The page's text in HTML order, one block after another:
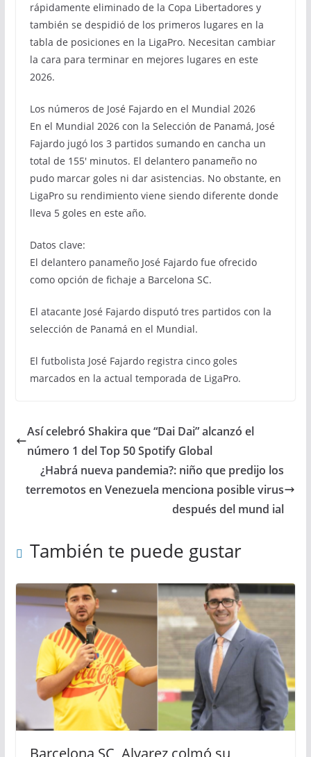
rápidamente eliminado de la Copa Libertadores y
también se despidió de los primeros lugares en la
tabla de posiciones en la LigaPro. Necesitan cambiar
la cara para terminar en mejores lugares en este
2026.
Los números de José Fajardo en el Mundial 2026
En el Mundial 2026 con la Selección de Panamá, José
Fajardo jugó los 3 partidos sumando en cancha un
total de 155′ minutos. El delantero panameño no
pudo marcar goles ni dar asistencias. No obstante, en
LigaPro su rendimiento viene siendo diferente donde
lleva 5 goles en este año.
Datos clave:
El delantero panameño José Fajardo fue ofrecido
como opción de fichaje a Barcelona SC.
El atacante José Fajardo disputó tres partidos con la
selección de Panamá en el Mundial.
El futbolista José Fajardo registra cinco goles
marcados en la actual temporada de LigaPro.
Así celebró Shakira que “Dai Dai” alcanzó el
número 1 del Top 50 Spotify Global
¿Habrá nueva pandemia?: niño que predijo los
terremotos en Venezuela menciona posible virus
después del mund ial
También te puede gustar
Barcelona SC, Alvarez colmó su